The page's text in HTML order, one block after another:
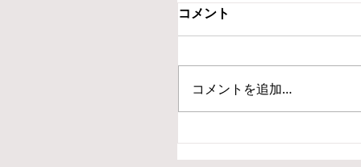
コメント
コメントを追加…